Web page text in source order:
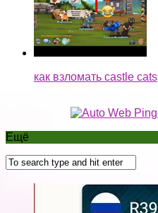
как взломать castle cats
Ещё